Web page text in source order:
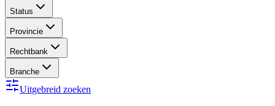
Status
Provincie
Rechtbank
Branche
Uitgebreid zoeken